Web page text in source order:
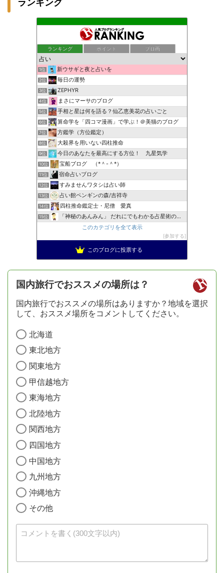
ランキング
ランキング ポイント ブロ画
1位 新ウサギと夜と占いを
2位 毎日の運勢
3位 ZEPHYR
4位 まさにマーサのブログ
5位 手相と星は何を語る？仙乙恵美花の占いごと
6位 算命学を「四コマ漫画」で学ぶ！＠美猫のブログ
7位 方鑑学（方位鑑定）
8位 大殺界を用いない四柱推命
9位 今日のあなたを最高にする方位！ 九星気学
10位 宝船ブログ （*＾-＾*）
11位 宿命占いブログ
12位 すみませんワタシは占い師
13位 占い館ペンギンの森/吉祥寺
14位 四柱推命鑑定士・尼僧 愛真
15位
「神秘のあんみん」 だれにでもわかる占星術の極意『サビアン…
このカテゴリを全て表示
参加する
このブログに投票する